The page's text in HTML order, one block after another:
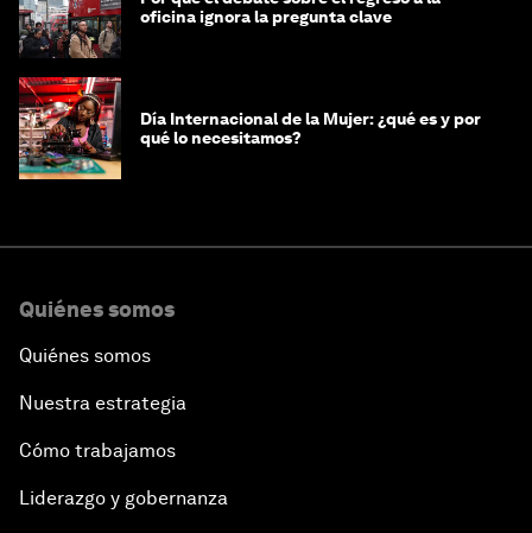
oficina ignora la pregunta clave
Día Internacional de la Mujer: ¿qué es y por
qué lo necesitamos?
Quiénes somos
Quiénes somos
Nuestra estrategia
Cómo trabajamos
Liderazgo y gobernanza